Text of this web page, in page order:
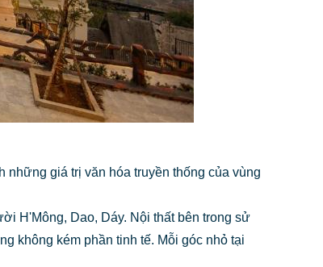
những giá trị văn hóa truyền thống của vùng
H'Mông, Dao, Dáy. Nội thất bên trong sử
không kém phần tinh tế. Mỗi góc nhỏ tại